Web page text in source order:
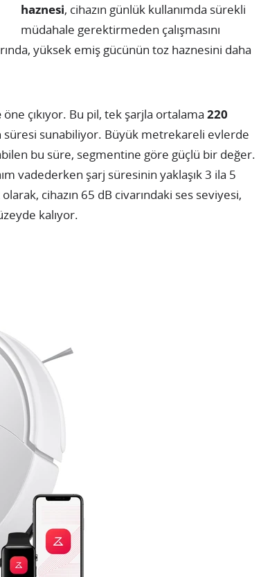
haznesi, cihazın günlük kullanımda sürekli
müdahale gerektirmeden çalışmasını
yüksek emiş gücünün toz haznesini daha
öne çıkıyor. Bu pil, tek şarjla ortalama 220
süresi sunabiliyor. Büyük metrekareli evlerde
bu süre, segmentine göre güçlü bir değer.
vadederken şarj süresinin yaklaşık 3 ila 5
cihazın 65 dB civarındaki ses seviyesi,
kalıyor.